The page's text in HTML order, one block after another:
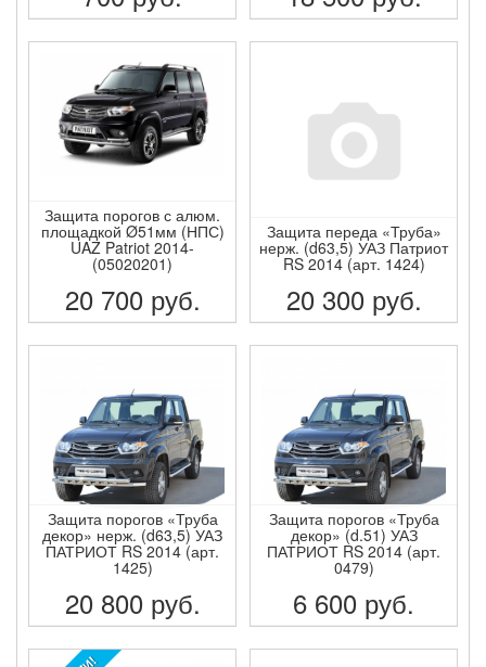
ПОДРОБНЕЕ ПОДРОБНЕЕ
Защита порогов с алюм.
площадкой Ø51мм (НПС)
UAZ Patriot 2014-
(05020201)
20 700 руб.
ПОДРОБНЕЕ
Защита переда «Труба»
нерж. (d63,5) УАЗ Патриот
RS 2014 (арт. 1424)
20 300 руб.
ПОДРОБНЕЕ
Защита порогов «Труба
декор» нерж. (d63,5) УАЗ
ПАТРИОТ RS 2014 (арт.
1425)
20 800 руб.
ПОДРОБНЕЕ
Защита порогов «Труба
декор» (d.51) УАЗ
ПАТРИОТ RS 2014 (арт.
0479)
6 600 руб.
ПОДРОБНЕЕ